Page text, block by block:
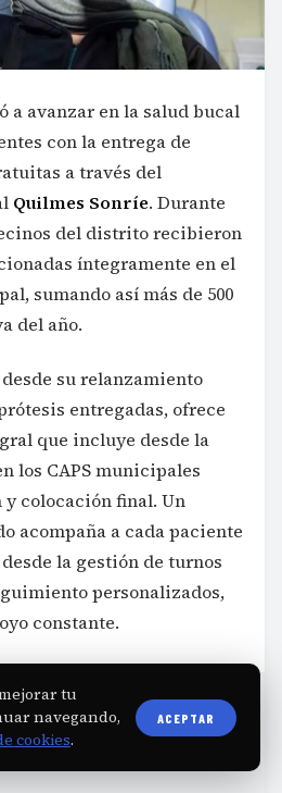
a avanzar en la salud bucal
con la entrega de
a través del
Quilmes Sonríe. Durante
del distrito recibieron
íntegramente en el
sumando así más de 500
del año.
su relanzamiento
entregadas, ofrece
que incluye desde la
los CAPS municipales
colocación final. Un
acompaña a cada paciente
la gestión de turnos
personalizados,
constante.
tu
navegando,
cookies.
ACEPTAR